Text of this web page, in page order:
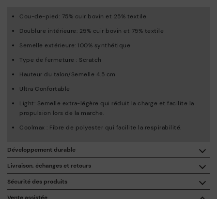
Sécurité des produits
La sécurité de nos produits nous tient à cœur. La vôtre aussi.
Cou-de-pied: 75% cuir bovin et 25% textile
Doublure intérieure: 25% cuir bovin et 75% textile
Semelle extérieure: 100% synthétique
Type de fermeture : Scratch
Hauteur du talon/Semelle 4.5 cm
Ultra Confortable
Light: Semelle extra-légère qui réduit la charge et facilite la
propulsion lors de la marche.
Coolmax : Fibre de polyester qui facilite la respirabilité.
Livraison, échanges et retours
Livraison gratuite à partir de 50 € d'achat.
Développement durable
En achetant ce produit, vous soutenez une fabrication éco-
responsable du cuir via le Leather Working Group.
ISO 14006 Ecodesign: Notre collection inscrit la conception